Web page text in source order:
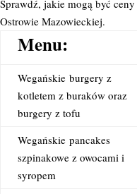
Sprawdź, jakie mogą być
Ostrowie Mazowieckiej.
Menu:
Wegańskie burgery z
kotletem z buraków oraz
burgery z tofu
Wegańskie pancakes
szpinakowe z owocami i
syropem